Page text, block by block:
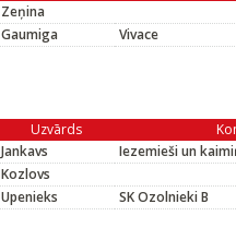
Zeņina
Gaumiga Vivace
Uzvārds
Jankavs
Iezemieši un
Kozlovs
Upenieks SK Ozolnieki B